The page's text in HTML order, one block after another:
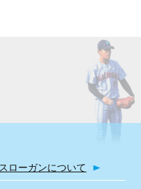
ローガンについて